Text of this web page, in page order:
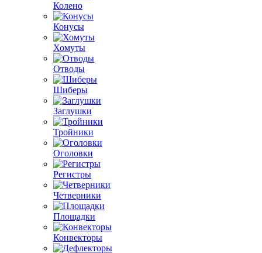
Колено
Конусы
Хомуты
Отводы
Шиберы
Заглушки
Тройники
Оголовки
Регистры
Четверники
Площадки
Конвекторы